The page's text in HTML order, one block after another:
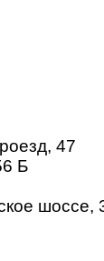
47
Б
шоссе,